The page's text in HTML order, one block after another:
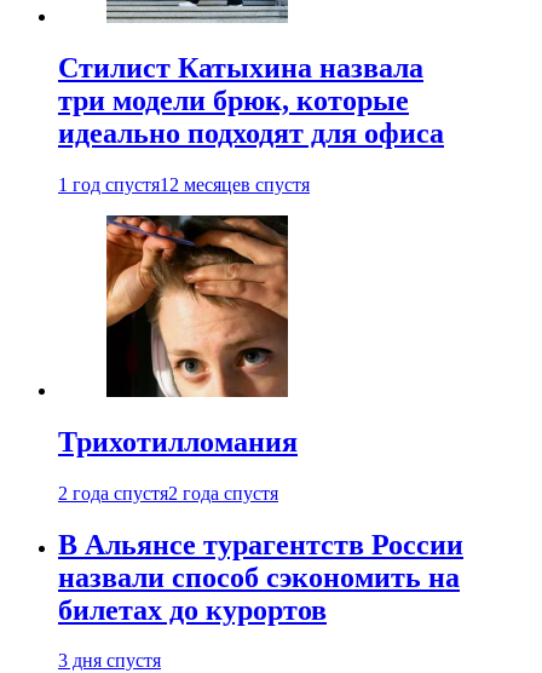
Стилист Катыхина назвала
три модели брюк, которые
идеально подходят для офиса
1 год спустя12 месяцев спустя
Трихотилломания
2 года спустя2 года спустя
В Альянсе турагентств России
назвали способ сэкономить на
билетах до курортов
3 дня спустя